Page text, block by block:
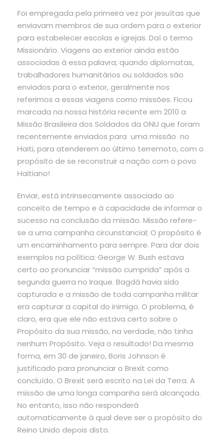
Foi empregada pela primeira vez por jesuítas que
enviavam membros de sua ordem para o exterior
para estabelecer escolas e igrejas. Daí o termo
Missionário. Viagens ao exterior ainda estão
associadas à essa palavra; quando diplomatas,
trabalhadores humanitários ou soldados são
enviados para o exterior, geralmente nos
referimos a essas viagens como missões. Ficou
marcada na nossa história recente em 2010 a
Missão Brasileira dos Soldados da ONU que foram
recentemente enviados para uma missão no
Haiti, para atenderem ao último terremoto, com o
propósito de se reconstruir a nação com o povo
Haitiano!
Enviar, está intrinsecamente associado ao
conceito de tempo e à capacidade de informar o
sucesso na conclusão da missão. Missão refere-
se a uma campanha circunstancial; O propósito é
um encaminhamento para sempre. Para dar dois
exemplos na política: George W. Bush estava
certo ao pronunciar “missão cumprida” após a
segunda guerra no Iraque. Bagdá havia sido
capturada e a missão de toda campanha militar
era capturar a capital do inimigo. O problema, é
claro, era que ele não estava certo sobre o
Propósito da sua missão, na verdade, não tinha
nenhum Propósito. Veja o resultado! Da mesma
forma, em 30 de janeiro, Boris Johnson é
justificado para pronunciar o Brexit como
concluído. O Brexit será escrito na Lei da Terra. A
missão de uma longa campanha será alcançada.
No entanto, isso não responderá
automaticamente à qual deve ser o propósito do
Reino Unido depois disto.